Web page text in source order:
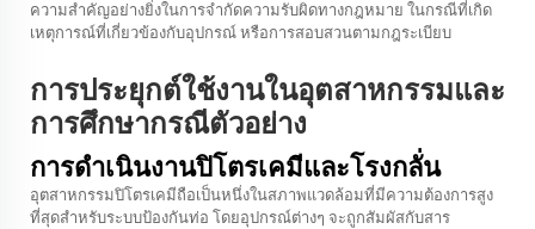
ความสำคัญอย่างยิ่งในการจำกัดความรับผิดทางกฎหมาย ในกรณีที่เกิด
เหตุการณ์ที่เกี่ยวข้องกับอุปกรณ์ หรือการสอบสวนตามกฎระเบียบ
การประยุกต์ใช้งานในอุตสาหกรรมและ
การศึกษากรณีตัวอย่าง
การดำเนินงานปิโตรเคมีและโรงกลั่น
อุตสาหกรรมปิโตรเคมีถือเป็นหนึ่งในสภาพแวดล้อมที่มีความต้องการสูง
ที่สุดสำหรับระบบป้องกันท่อ โดยอุปกรณ์ต่างๆ จะถูกสัมผัสกับสาร